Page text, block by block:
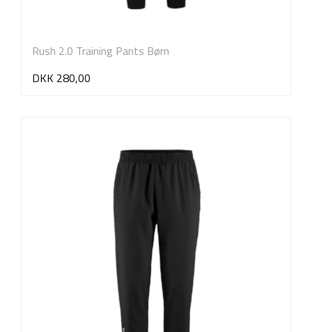
Rush 2.0 Training Pants Børn
DKK 280,00